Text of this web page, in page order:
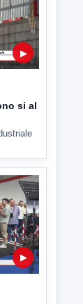
▶
si al